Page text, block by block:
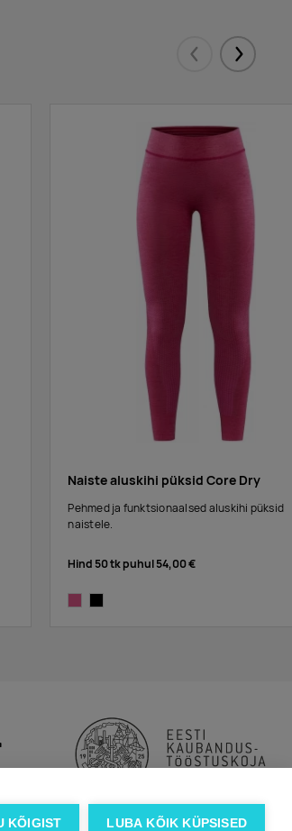
KÕIGIST LUBA KÕIK KÜPSISED
Eelmised
Naiste aluskihi püksid Core Dry
Pehmed ja funktsionaalsed aluskihi püksid
naistele.
Hind 50 tk puhul54,00 €